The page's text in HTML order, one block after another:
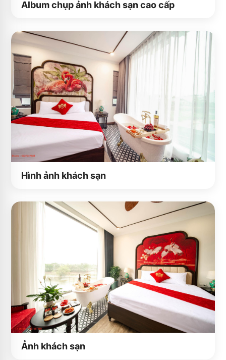
Album chụp ảnh khách sạn cao cấp
Hình ảnh khách sạn
Ảnh khách sạn